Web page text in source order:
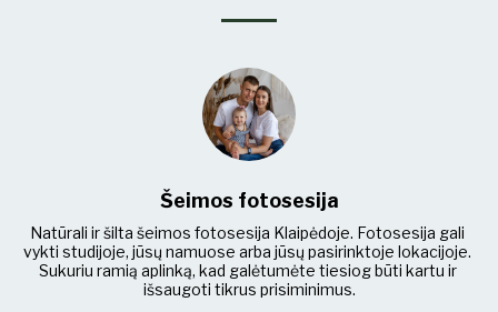
Šeimos fotosesija
Natūrali ir šilta šeimos fotosesija Klaipėdoje. Fotosesija gali
vykti studijoje, jūsų namuose arba jūsų pasirinktoje lokacijoje.
Sukuriu ramią aplinką, kad galėtumėte tiesiog būti kartu ir
išsaugoti tikrus prisiminimus.